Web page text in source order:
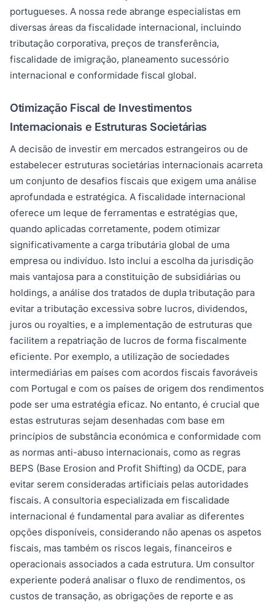
portugueses. A nossa rede abrange especialistas em
diversas áreas da fiscalidade internacional, incluindo
tributação corporativa, preços de transferência,
fiscalidade de imigração, planeamento sucessório
internacional e conformidade fiscal global.
Otimização Fiscal de Investimentos
Internacionais e Estruturas Societárias
A decisão de investir em mercados estrangeiros ou de
estabelecer estruturas societárias internacionais acarreta
um conjunto de desafios fiscais que exigem uma análise
aprofundada e estratégica. A fiscalidade internacional
oferece um leque de ferramentas e estratégias que,
quando aplicadas corretamente, podem otimizar
significativamente a carga tributária global de uma
empresa ou indivíduo. Isto inclui a escolha da jurisdição
mais vantajosa para a constituição de subsidiárias ou
holdings, a análise dos tratados de dupla tributação para
evitar a tributação excessiva sobre lucros, dividendos,
juros ou royalties, e a implementação de estruturas que
facilitem a repatriação de lucros de forma fiscalmente
eficiente. Por exemplo, a utilização de sociedades
intermediárias em países com acordos fiscais favoráveis
com Portugal e com os países de origem dos rendimentos
pode ser uma estratégia eficaz. No entanto, é crucial que
estas estruturas sejam desenhadas com base em
princípios de substância económica e conformidade com
as normas anti-abuso internacionais, como as regras
BEPS (Base Erosion and Profit Shifting) da OCDE, para
evitar serem consideradas artificiais pelas autoridades
fiscais. A consultoria especializada em fiscalidade
internacional é fundamental para avaliar as diferentes
opções disponíveis, considerando não apenas os aspetos
fiscais, mas também os riscos legais, financeiros e
operacionais associados a cada estrutura. Um consultor
experiente poderá analisar o fluxo de rendimentos, os
custos de transação, as obrigações de reporte e as